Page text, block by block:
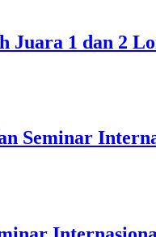
Juara 1 dan 2
Seminar